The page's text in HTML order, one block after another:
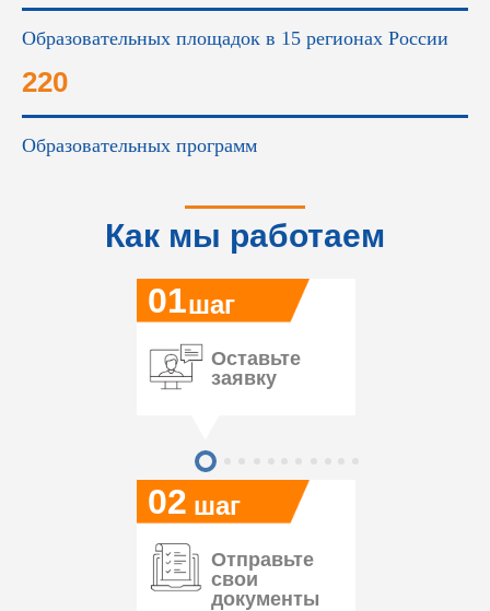
Образовательных площадок в 15 регионах России
220
Образовательных программ
Как мы работаем
02
01
Оставьте
заявку
шаг
шаг
Отправьте
свои
документы